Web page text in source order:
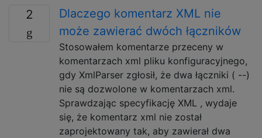
2
Dlaczego komentarz XML nie
może zawierać dwóch łączników
Stosowałem komentarze przeceny w
komentarzach xml pliku konfiguracyjnego,
gdy XmlParser zgłosił, że dwa łączniki ( --)
nie są dozwolone w komentarzach xml.
Sprawdzając specyfikację XML , wydaje
się, że komentarz xml nie został
zaprojektowany tak, aby zawierał dwa